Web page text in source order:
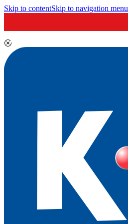
Skip to contentSkip to navigation menu